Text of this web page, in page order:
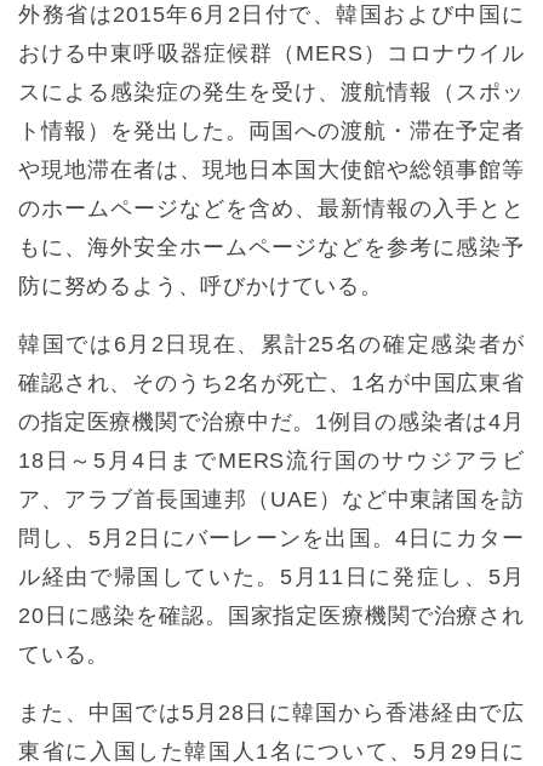
外務省は2015年6月2日付で、韓国および中国に
おける中東呼吸器症候群（MERS）コロナウイル
スによる感染症の発生を受け、渡航情報（スポッ
ト情報）を発出した。両国への渡航・滞在予定者
や現地滞在者は、現地日本国大使館や総領事館等
のホームページなどを含め、最新情報の入手とと
もに、海外安全ホームページなどを参考に感染予
防に努めるよう、呼びかけている。
韓国では6月2日現在、累計25名の確定感染者が
確認され、そのうち2名が死亡、1名が中国広東省
の指定医療機関で治療中だ。1例目の感染者は4月
18日～5月4日までMERS流行国のサウジアラビ
ア、アラブ首長国連邦（UAE）など中東諸国を訪
問し、5月2日にバーレーンを出国。4日にカター
ル経由で帰国していた。5月11日に発症し、5月
20日に感染を確認。国家指定医療機関で治療され
ている。
また、中国では5月28日に韓国から香港経由で広
東省に入国した韓国人1名について、5月29日に